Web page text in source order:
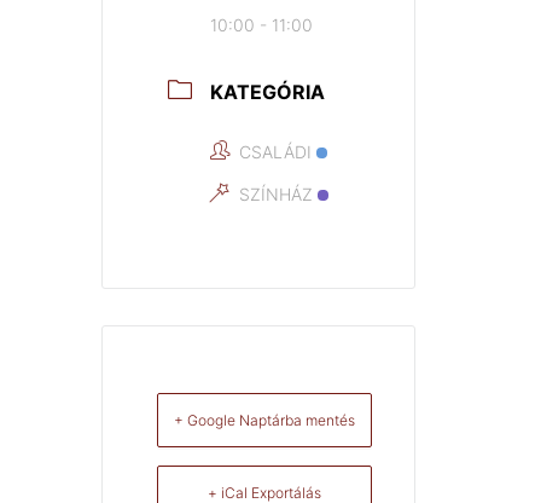
10:00 - 11:00
KATEGÓRIA
CSALÁDI
SZÍNHÁZ
+ Google Naptárba mentés
+ iCal Exportálás